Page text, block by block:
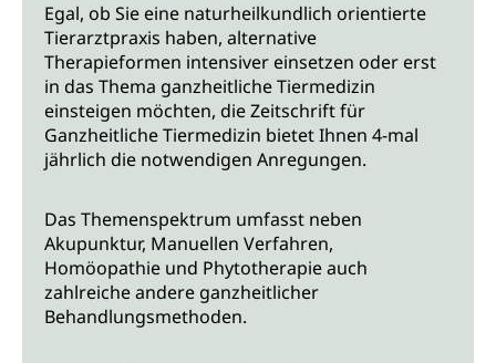
Egal, ob Sie eine naturheilkundlich orientierte
Tierarztpraxis haben, alternative
Therapieformen intensiver einsetzen oder erst
in das Thema ganzheitliche Tiermedizin
einsteigen möchten, die Zeitschrift für
Ganzheitliche Tiermedizin bietet Ihnen 4-mal
jährlich die notwendigen Anregungen.
Das Themenspektrum umfasst neben
Akupunktur, Manuellen Verfahren,
Homöopathie und Phytotherapie auch
zahlreiche andere ganzheitlicher
Behandlungsmethoden.